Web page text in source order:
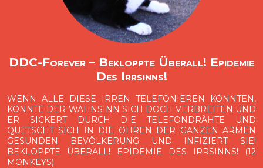
DDC-Forever – Bekloppte Überall! Epidemie
Des Irrsinns!
WENN ALLE DIESE IRREN TELEFONIEREN KÖNNTEN,
KÖNNTE DER WAHNSINN SICH DOCH VERBREITEN UND
ER SICKERT DURCH DIE TELEFONDRÄHTE UND
QUETSCHT SICH IN DIE OHREN DER GANZEN ARMEN
GESUNDEN BEVÖLKERUNG UND INFIZIERT SIE!
BEKLOPPTE ÜBERALL! EPIDEMIE DES IRRSINNS! (12
MONKEYS)